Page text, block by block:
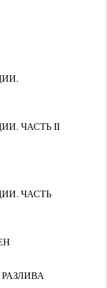
ЧАСТЬ II
ЧАСТЬ